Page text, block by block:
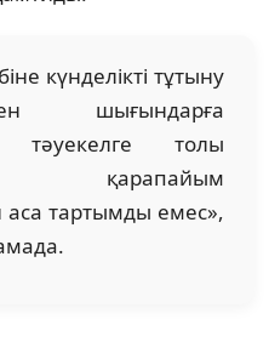
күнделікті тұтыну
шығындарға
тәуекелге толы
қарапайым
тартымды емес»,